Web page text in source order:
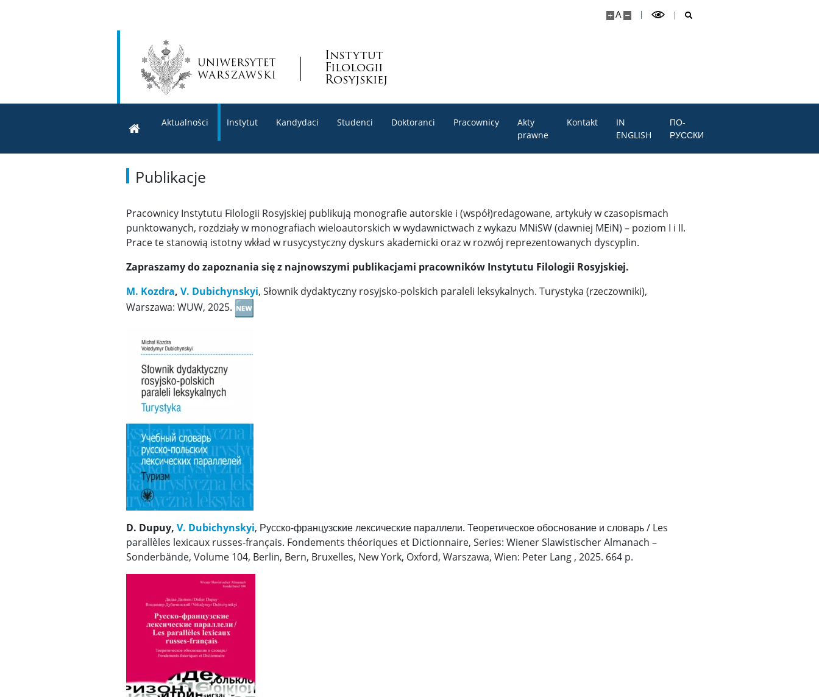
A
Instytut
Filologii
Rosyjskiej
Aktualności Instytut Kandydaci Studenci Doktoranci Pracownicy
Akty
prawne
Kontakt
IN
ENGLISH
ПО-
РУССКИ
Publikacje
Pracownicy Instytutu Filologii Rosyjskiej publikują monografie autorskie i (współ)redagowane, artykuły w czasopismach
punktowanych, rozdziały w monografiach wieloautorskich w wydawnictwach z wykazu MNiSW (dawniej MEiN) – poziom I i II.
Prace te stanowią istotny wkład w rusycystyczny dyskurs akademicki oraz w rozwój reprezentowanych dyscyplin.
Zapraszamy do zapoznania się z najnowszymi publikacjami pracowników Instytutu Filologii Rosyjskiej.
M. Kozdra, V. Dubichynskyi, Słownik dydaktyczny rosyjsko-polskich paraleli leksykalnych. Turystyka (rzeczowniki),
Warszawa: WUW, 2025.
D. Dupuy, V. Dubichynskyi, Русско-французские лексические параллели. Теоретическое обоснование и словарь / Les
parallèles lexicaux russes-français. Fondements théoriques et Dictionnaire, Series: Wiener Slawistischer Almanach –
Sonderbände, Volume 104, Berlin, Bern, Bruxelles, New York, Oxford, Warszawa, Wien: Peter Lang , 2025. 664 p.